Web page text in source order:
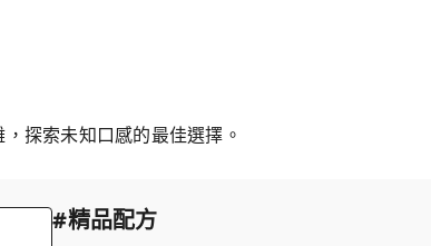
探索未知口感的最佳選擇。
#精品配方